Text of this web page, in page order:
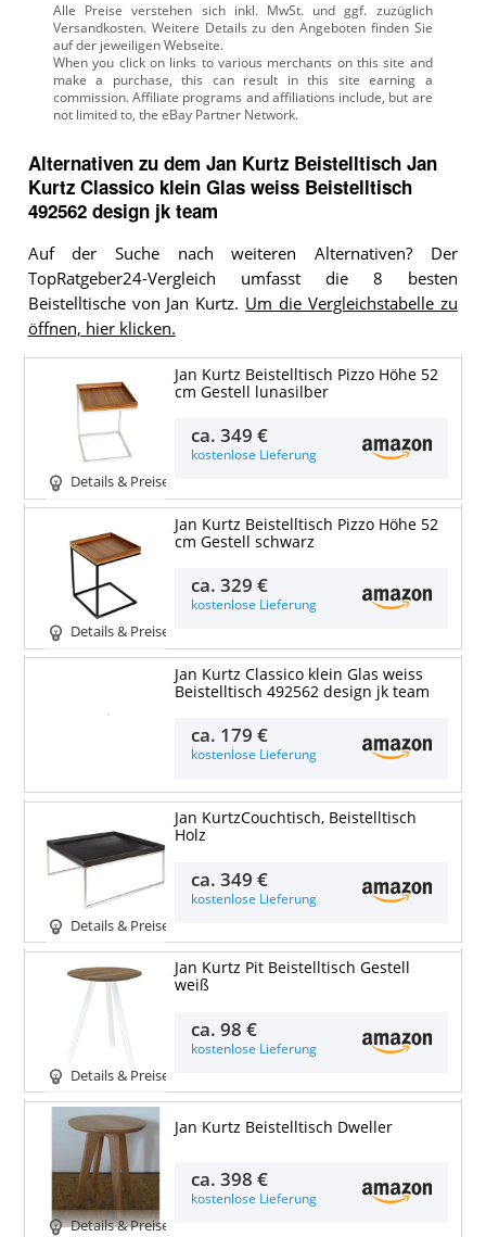
Alle Preise verstehen sich inkl. MwSt. und ggf. zuzüglich
Versandkosten. Weitere Details zu den Angeboten finden Sie
auf der jeweiligen Webseite.
Alternativen zu dem Jan Kurtz Beistelltisch Jan
Kurtz Classico klein Glas weiss Beistelltisch
492562 design jk team
Auf der Suche nach weiteren Alternativen? Der
TopRatgeber24-Vergleich umfasst die 8 besten
Beistelltische von Jan Kurtz. Um die Vergleichstabelle zu
öffnen, hier klicken.
Details & Preise
Jan Kurtz Beistelltisch Pizzo Höhe 52
cm Gestell lunasilber
ca.349 €
kostenlose Lieferung
Details & Preise
Jan Kurtz Beistelltisch Pizzo Höhe 52
cm Gestell schwarz
ca.329 €
kostenlose Lieferung
Jan Kurtz Classico klein Glas weiss
Beistelltisch 492562 design jk team
ca. 179 €
kostenlose Lieferung
Details & Preise
Jan KurtzCouchtisch, Beistelltisch
Holz
ca.349 €
kostenlose Lieferung
Details & Preise
Jan Kurtz Pit Beistelltisch Gestell
weiß
ca.98 €
kostenlose Lieferung
Details & Preise
Jan Kurtz Beistelltisch Dweller
ca.398 €
kostenlose Lieferung